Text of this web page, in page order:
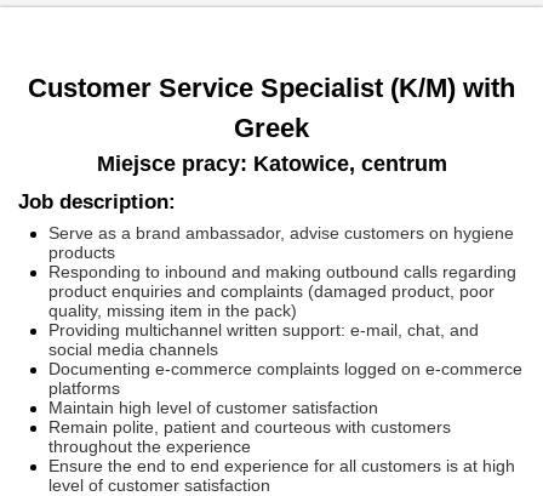
Customer Service Specialist (K/M) with
Greek
Miejsce pracy: Katowice, centrum
Job description:
Serve as a brand ambassador, advise customers on hygiene
products
Responding to inbound and making outbound calls regarding
product enquiries and complaints (damaged product, poor
quality, missing item in the pack)
Providing multichannel written support: e-mail, chat, and
social media channels
Documenting e-commerce complaints logged on e-commerce
platforms
Maintain high level of customer satisfaction
Remain polite, patient and courteous with customers
throughout the experience
Ensure the end to end experience for all customers is at high
level of customer satisfaction